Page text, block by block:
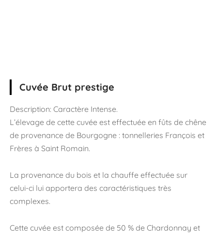
Cuvée Brut prestige
Description: Caractère Intense.
L’élevage de cette cuvée est effectuée en fûts de chêne
de provenance de Bourgogne : tonnelleries François et
Frères à Saint Romain.
La provenance du bois et la chauffe effectuée sur
celui-ci lui apportera des caractéristiques très
complexes.
Cette cuvée est composée de 50 % de Chardonnay et